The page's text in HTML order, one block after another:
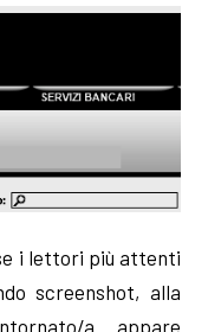
i lettori più attenti
screenshot, alla
a appare